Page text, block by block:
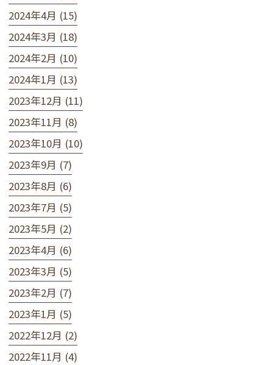
2024年4月 (15)
2024年3月 (18)
2024年2月 (10)
2024年1月 (13)
2023年12月 (11)
2023年11月 (8)
2023年10月 (10)
2023年9月 (7)
2023年8月 (6)
2023年7月 (5)
2023年5月 (2)
2023年4月 (6)
2023年3月 (5)
2023年2月 (7)
2023年1月 (5)
2022年12月 (2)
2022年11月 (4)